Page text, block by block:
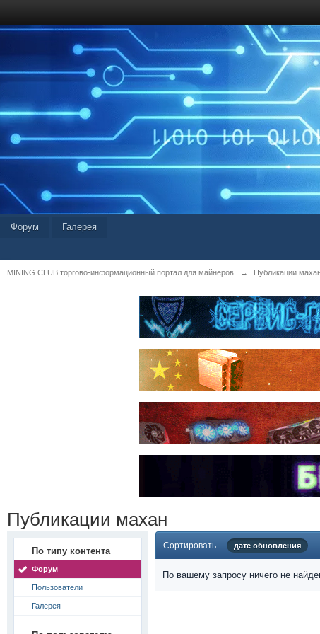
Форум Галерея
MINING CLUB торгово-информационный портал для майнеров → Публикации
Публикации махан
По типу контента
Форум
Пользователи
Галерея
Сортировать дате обновления
По вашему запросу ничего не